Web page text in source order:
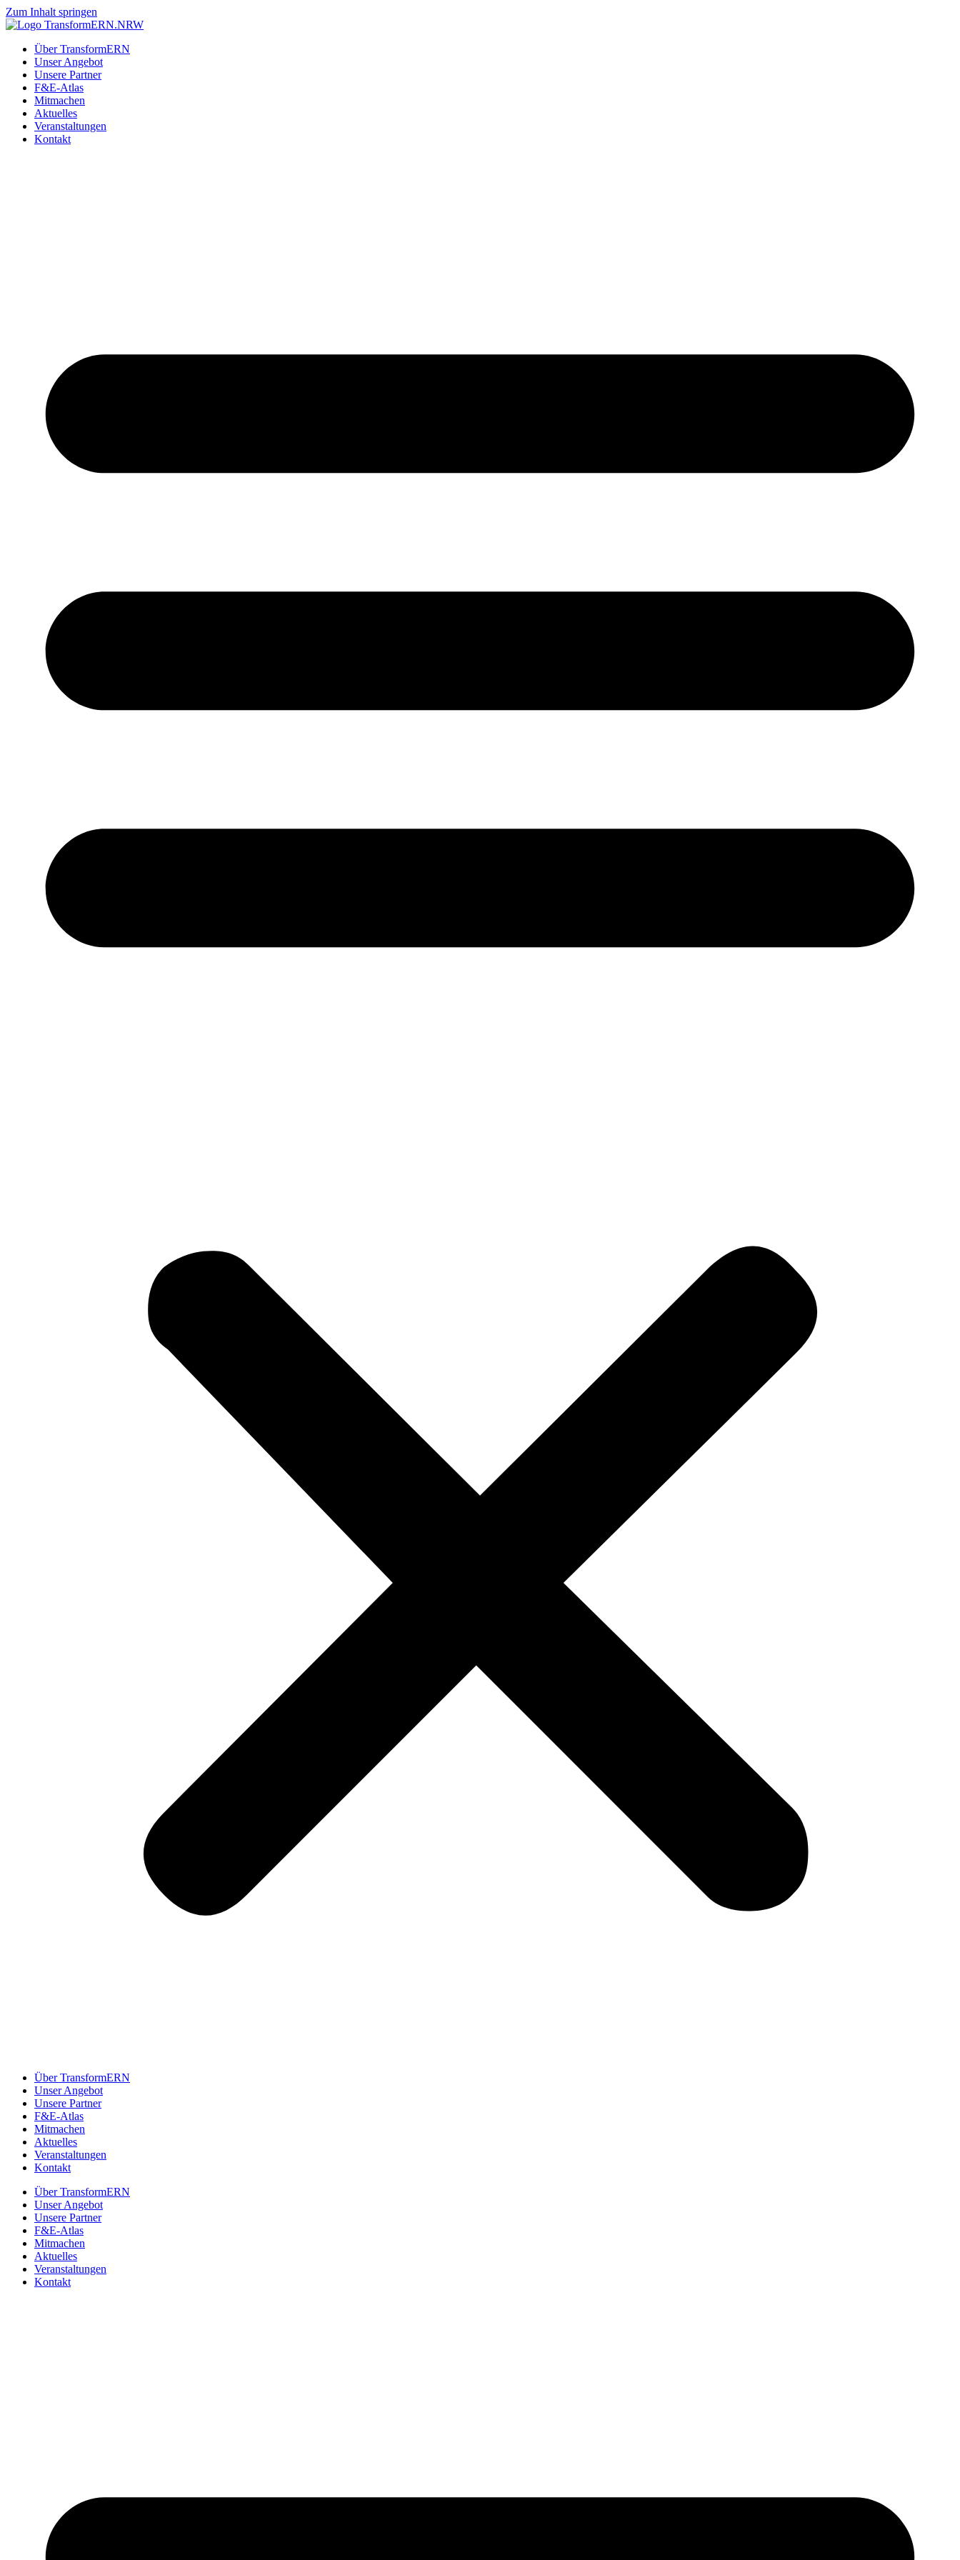
Zum Inhalt springen
Über TransformERN
Unser Angebot
Unsere Partner
F&E-Atlas
Mitmachen
Aktuelles
Veranstaltungen
Kontakt
Über TransformERN
Unser Angebot
Unsere Partner
F&E-Atlas
Mitmachen
Aktuelles
Veranstaltungen
Kontakt
Über TransformERN
Unser Angebot
Unsere Partner
F&E-Atlas
Mitmachen
Aktuelles
Veranstaltungen
Kontakt